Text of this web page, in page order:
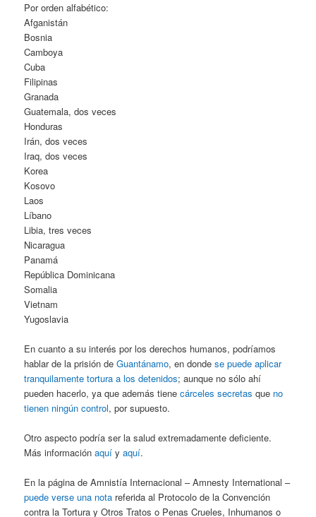
Por orden alfabético:
Afganistán
Bosnia
Camboya
Cuba
Filipinas
Granada
Guatemala, dos veces
Honduras
Irán, dos veces
Iraq, dos veces
Korea
Kosovo
Laos
Líbano
Libia, tres veces
Nicaragua
Panamá
República Dominicana
Somalia
Vietnam
Yugoslavia
En cuanto a su interés por los derechos humanos, podríamos
hablar de la prisión deGuantánamo, en dondese puede aplicar
tranquilamente tortura a los detenidos; aunque no sólo ahí
pueden hacerlo, ya que además tienecárceles secretas que no
tienen ningún control, por supuesto.
Otro aspecto podría ser la salud extremadamente deficiente.
Más informaciónaquí yaquí.
En la página de Amnistía Internacional – Amnesty International –
puede verse una nota referida al Protocolo de la Convención
contra la Tortura y Otros Tratos o Penas Crueles, Inhumanos o